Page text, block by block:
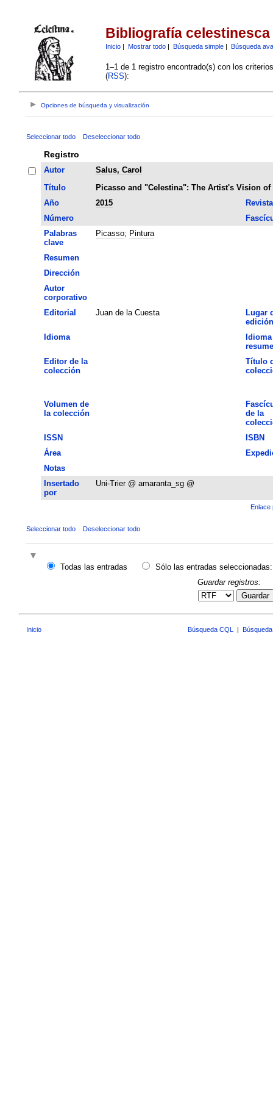
Bibliografía celestinesca
Inicio| Mostrar todo| Búsqueda simple| Búsqueda
1–1 de 1 registro encontrado(s) con los
(RSS):
Opciones de búsqueda y visualización
Seleccionar todo Deseleccionar todo
Registro
Autor
Salus, Carol
Título
Picasso and "Celestina": The Artist's Vision of
Año
2015
Revista
Número
Palabras
clave
Picasso; Pintura
Resumen
Dirección
Autor
corporativo
Editorial
Juan de la Cuesta
Lugar
edición
Idioma
Editor de la
colección
Título
Volumen de
la colección
de la
ISSN
ISBN
Área
Notas
Insertado
por
Uni-Trier @ amaranta_sg @
Enlace
Seleccionar todo Deseleccionar todo
Todas las entradas
Sólo las entradas seleccionadas:
Guardar registros:
Guardar
Inicio Búsqueda CQL